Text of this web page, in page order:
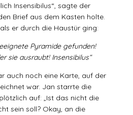
Insensibilus“, sagte der
Brief aus dem Kasten holte.
er durch die Haustür ging:
Pyramide gefunden!
sie ausraubt! Insensibilus“
auch noch eine Karte, auf der
war. Jan starrte die
auf: „Ist das nicht die
sein soll? Okay, an die